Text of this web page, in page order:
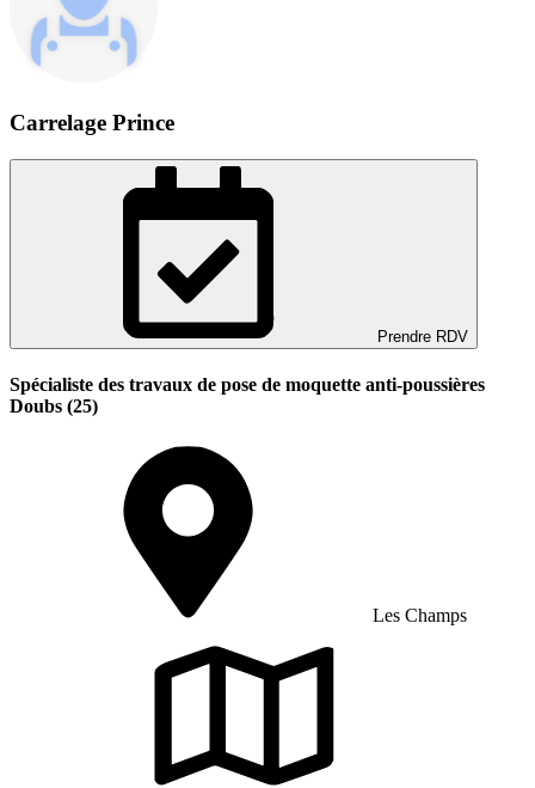
Carrelage Prince
Prendre RDV
Spécialiste des travaux de pose de moquette anti-poussières
Doubs (25)
Les Champs